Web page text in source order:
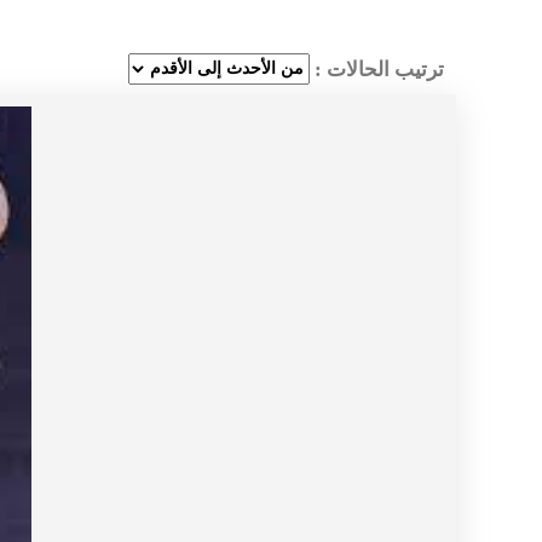
ترتيب الحالات :